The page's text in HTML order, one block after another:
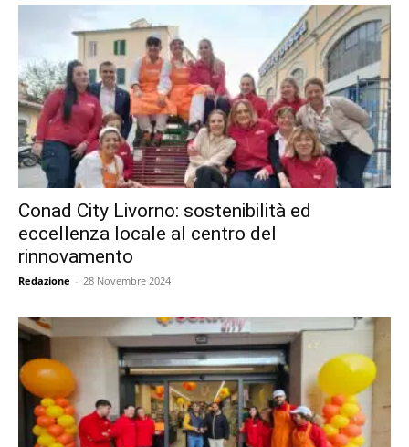
Conad City Livorno: sostenibilità ed
eccellenza locale al centro del
rinnovamento
Redazione - 28 Novembre 2024